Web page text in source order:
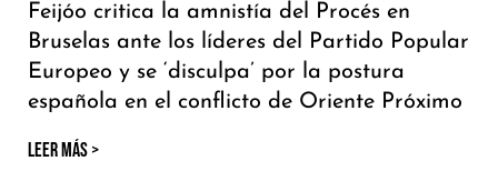
Feijóo critica la amnistía del Procés en
Bruselas ante los líderes del Partido Popular
Europeo y se ‘disculpa’ por la postura
española en el conflicto de Oriente Próximo
LEER MÁS >